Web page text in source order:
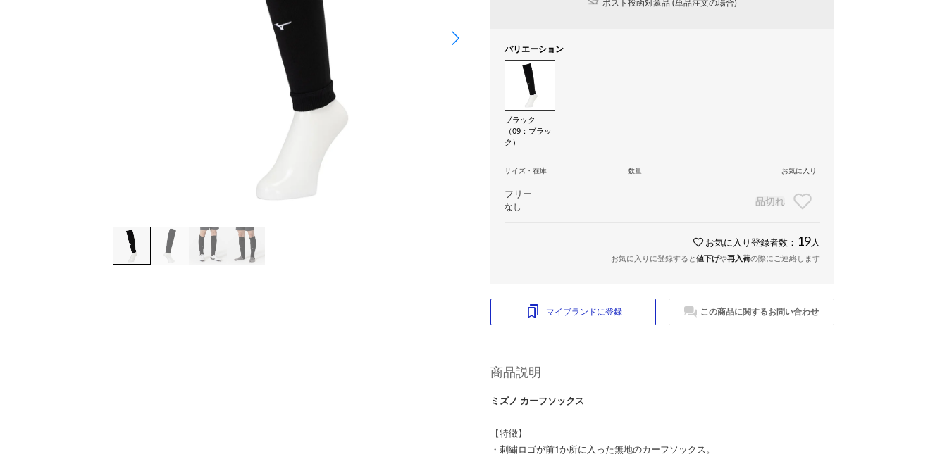
ポスト投函対象品 (単品注文の場合)
バリエーション
ブラック
（09：ブラッ
ク）
サイズ・在庫 数量 お気に入り
フリー
なし 品切れ
お気に入り登録者数： 19 人
お気に入りに登録すると値下げや再入荷の際にご連絡します
マイブランドに登録 この商品に関するお問い合わせ
商品説明
ミズノ カーフソックス
【特徴】
・刺繍ロゴが前1か所に入った無地のカーフソックス。